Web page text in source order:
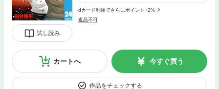
試し読み
dカード利用でさらにポイント+2%
返品不可
カートへ 今すぐ買う
作品をチェックする